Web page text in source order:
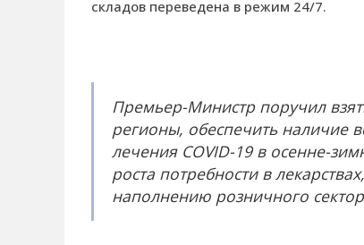
складов переведена в режим 24/7.
Премьер-Министр поручил
регионы, обеспечить наличие
лечения COVID-19 в осенне-
роста потребности в
наполнению розничного